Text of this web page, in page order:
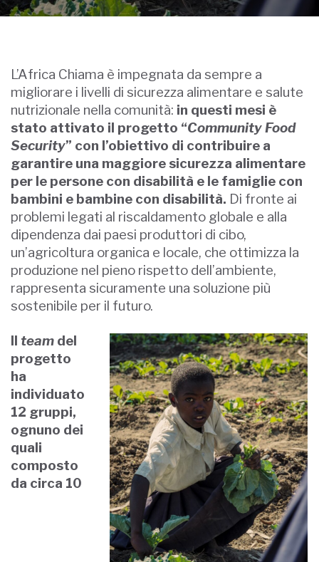
L’Africa Chiama è impegnata da sempre a
migliorare i livelli di sicurezza alimentare e salute
nutrizionale nella comunità: in questi mesi è
stato attivato il progetto “Community Food
Security” con l’obiettivo di contribuire a
garantire una maggiore sicurezza alimentare
per le persone con disabilità e le famiglie con
bambini e bambine con disabilità. Di fronte ai
problemi legati al riscaldamento globale e alla
dipendenza dai paesi produttori di cibo,
un’agricoltura organica e locale, che ottimizza la
produzione nel pieno rispetto dell’ambiente,
rappresenta sicuramente una soluzione più
sostenibile per il futuro.
Il team del
progetto
ha
individuato
12 gruppi,
ognuno dei
quali
composto
da circa 10